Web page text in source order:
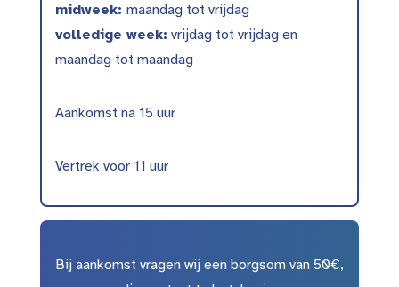
midweek: maandag tot vrijdag
volledige week: vrijdag tot vrijdag en
maandag tot maandag
Aankomst na 15 uur
Vertrek voor 11 uur
Bij aankomst vragen wij een borgsom van 50€,